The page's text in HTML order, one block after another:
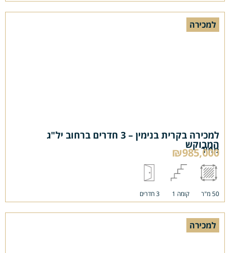
למכירה
למכירה בקרית בנימין – 3 חדרים ברחוב יל"ג
המבוקש
מחיר
₪985,000
50 מ"ר קומה 1 3 חדרים
למכירה